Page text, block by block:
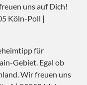
uns auf Dich!
Köln-Poll |
für
Gebiet. Egal ob
Wir freuen uns